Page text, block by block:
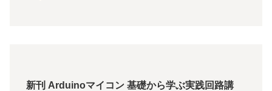
新刊 Arduinoマイコン 基礎から学ぶ実践回路講